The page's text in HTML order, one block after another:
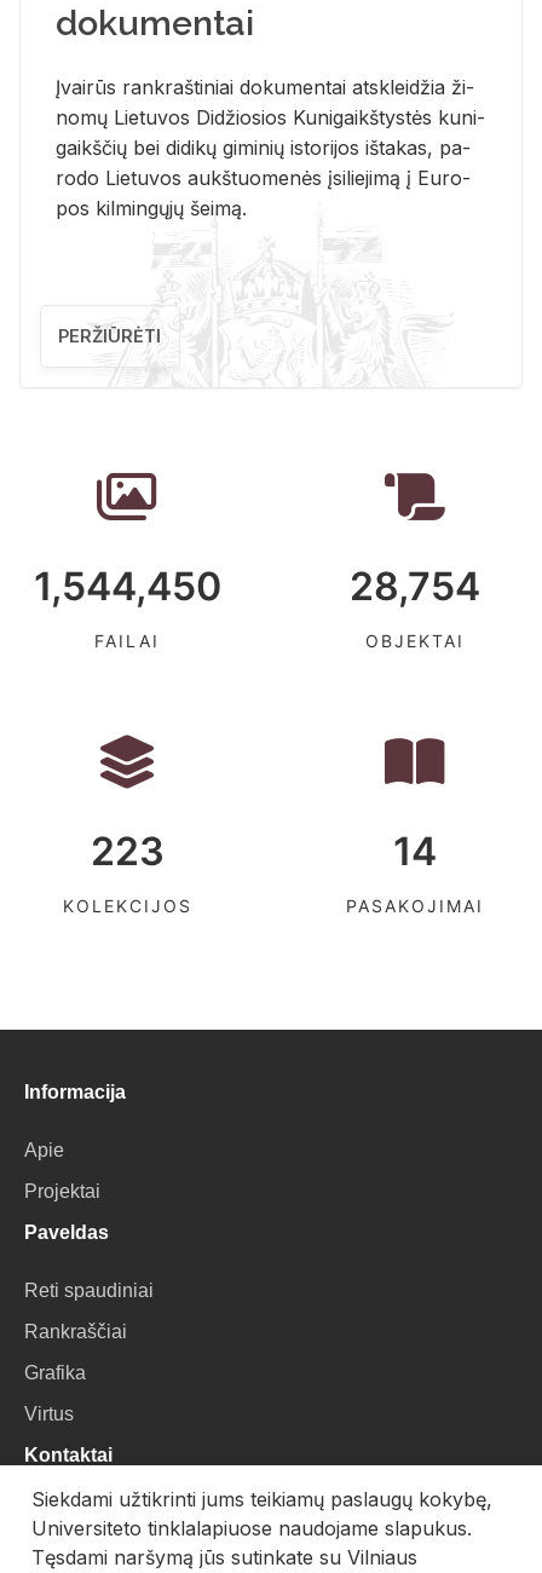
dokumentai
Įvai­rūs rank­raš­ti­niai do­ku­men­tai at­sklei­džia ži­
no­mų Lie­tu­vos Di­džio­sios Ku­ni­gaikš­tys­tės ku­ni­
gaikš­čių bei di­di­kų gi­mi­nių is­to­ri­jos iš­ta­kas, pa­
ro­do Lie­tu­vos aukš­tuo­me­nės įsi­lie­ji­mą į Eu­ro­
pos kil­min­gų­jų šei­mą.
PERŽIŪRĖTI
1,544,450
FAILAI
28,754
OBJEKTAI
223
KOLEKCIJOS
14
PASAKOJIMAI
Informacija
Apie
Projektai
Paveldas
Reti spaudiniai
Rankraščiai
Grafika
Virtus
Kontaktai
VU Biblioteka
Universiteto g. 3, LT-01122, Vilnius
Siekdami užtikrinti jums teikiamų paslaugų kokybę,
Universiteto tinklalapiuose naudojame slapukus.
Tęsdami naršymą jūs sutinkate su Vilniaus